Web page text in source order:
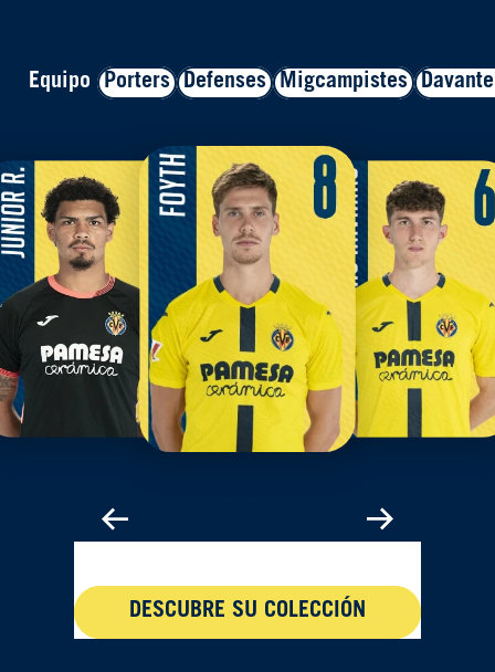
Equipo Porters Defenses Migcampistes
DESCUBRE SU COLECCIÓN